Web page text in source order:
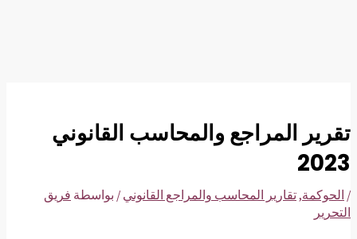
تقرير المراجع والمحاسب القانوني
2023
/ الحوكمة,تقارير المحاسب والمراجع القانوني / بواسطة فريق
التحرير